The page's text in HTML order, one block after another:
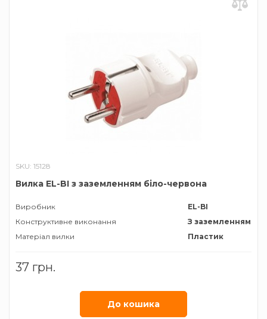
SKU: 15128
Вилка EL-BI з заземленням біло-червона
Виробник
EL-BI
Конструктивне виконання
З заземленням
Матеріал вилки
Пластик
37 грн.
До кошика